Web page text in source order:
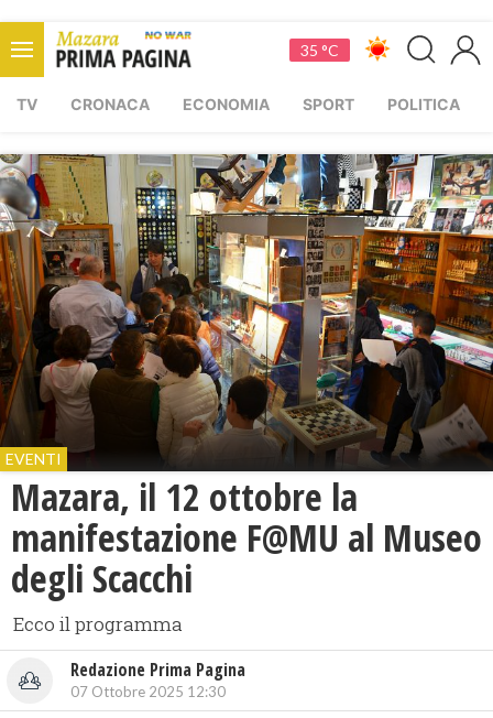
35 °C
TV CRONACA ECONOMIA SPORT POLITICA
EVENTI
Mazara, il 12 ottobre la
manifestazione F@MU al Museo
degli Scacchi
Ecco il programma
Redazione Prima Pagina
07 Ottobre 2025 12:30